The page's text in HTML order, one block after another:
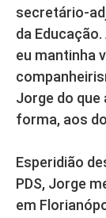
secretário-
da
eu mantinha
Jorge do que
forma, aos
Esperidião
PDS, Jorge
em